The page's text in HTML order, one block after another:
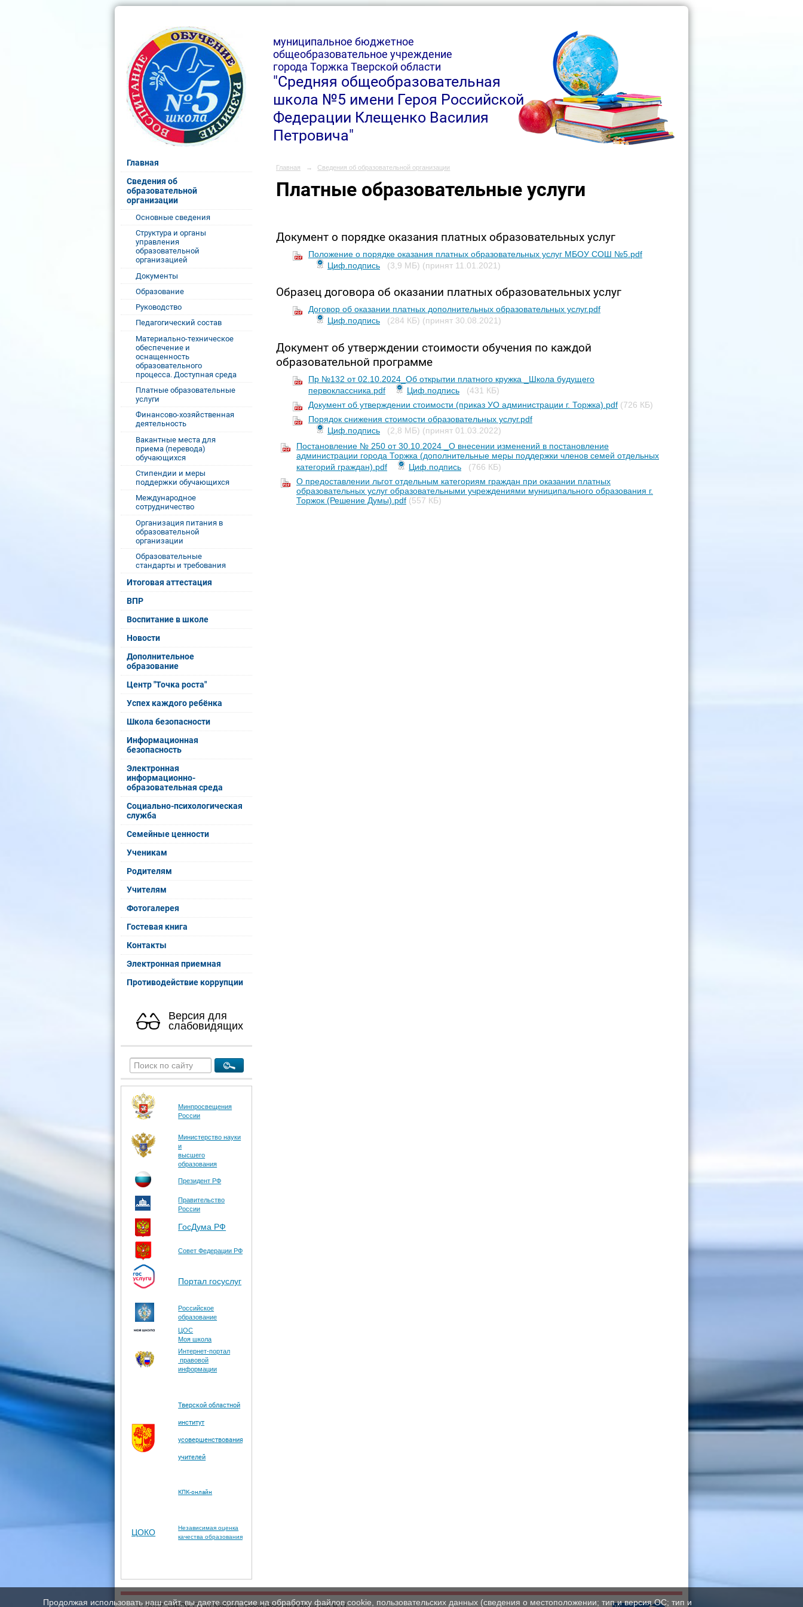
Главная
Сведения об
образовательной
организации
Основные сведения
Структура и органы
управления
образовательной
организацией
Документы
Образование
Руководство
Педагогический состав
Материально-техническое
обеспечение и
оснащенность
образовательного
процесса. Доступная среда
Платные образовательные
услуги
Финансово-хозяйственная
деятельность
Вакантные места для
приема (перевода)
обучающихся
Стипендии и меры
поддержки обучающихся
Международное
сотрудничество
Организация питания в
образовательной
организации
Образовательные
стандарты и требования
Итоговая аттестация
ВПР
Воспитание в школе
Новости
Дополнительное
образование
Центр "Точка роста"
Успех каждого ребёнка
Школа безопасности
Информационная
безопасность
Электронная
информационно-
образовательная среда
Социально-психологическая
служба
Семейные ценности
Ученикам
Родителям
Учителям
Фотогалерея
Гостевая книга
Контакты
Электронная приемная
Противодействие коррупции
Версия для
слабовидящих
Минпросвещения
России
Министерство науки
и
высшего
образования
Президент РФ
Правительство
России
ГосДума РФ
Совет Федерации РФ
Портал госуслуг
Российское
образование
ЦОС
Моя школа
Интернет-портал
правовой
информации
Тверской областной
институт
усовершенствования
учителей
КПК-онлайн
ЦОКО
Независимая оценка
качества образования
муниципальное бюджетное
общеобразовательное учреждение
города Торжка Тверской области
"Средняя общеобразовательная
школа №5 имени Героя Российской
Федерации Клещенко Василия
Петровича"
Главная → Сведения об образовательной организации
Платные образовательные услуги
Документ о порядке оказания платных образовательных услуг
Положение о порядке оказания платных образовательных услуг МБОУ СОШ №5.pdf
Циф.подпись
(3,9 МБ) (принят 11.01.2021)
Образец договора об оказании платных образовательных услуг
Договор об оказании платных дополнительных образовательных услуг.pdf
Циф.подпись
(284 КБ) (принят 30.08.2021)
Документ об утверждении стоимости обучения по каждой
образовательной программе
Пр №132 от 02.10.2024_Об открытии платного кружка _Школа будущего
первоклассника.pdf
Циф.подпись
(431 КБ)
Документ об утверждении стоимости (приказ УО администрации г. Торжка).pdf (726 КБ)
Порядок снижения стоимости образовательных услуг.pdf
Циф.подпись
(2,8 МБ) (принят 01.03.2022)
Постановление № 250 от 30.10.2024 _О внесении изменений в постановление
администрации города Торжка (дополнительные меры поддержки членов семей отдельных
категорий граждан).pdf
Циф.подпись
(766 КБ)
О предоставлении льгот отдельным категориям граждан при оказании платных
образовательных услуг образовательными учреждениями муниципального образования г.
Торжок (Решение Думы).pdf (557 КБ)
Продолжая использовать наш сайт, вы даете согласие на обработку файлов cookie, пользовательских данных (сведения о местоположении; тип и версия ОС; тип и